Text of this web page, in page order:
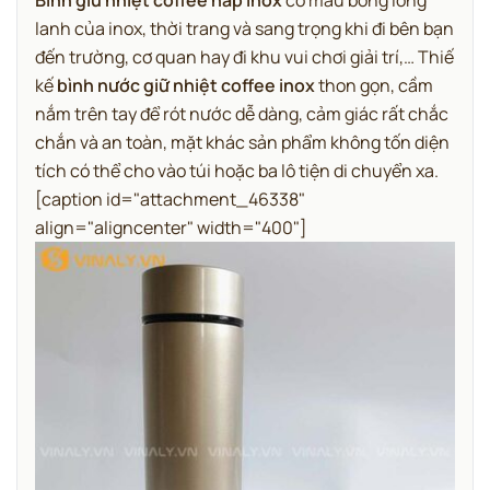
lanh của inox, thời trang và sang trọng khi đi bên bạn
đến trường, cơ quan hay đi khu vui chơi giải trí,… Thiế
kếbình nước giữ nhiệt coffee inoxthon gọn, cầm
nắm trên tay để rót nước dễ dàng, cảm giác rất chắc
chắn và an toàn, mặt khác sản phẩm không tốn diện
tích có thể cho vào túi hoặc ba lô tiện di chuyển xa.
[caption id="attachment_46338"
align="aligncenter" width="400"]